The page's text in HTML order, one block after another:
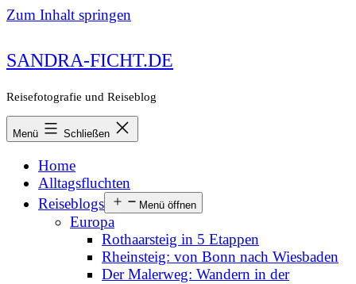
Zum Inhalt springen
SANDRA-FICHT.DE
Reisefotografie und Reiseblog
Menü Schließen
Home
Alltagsfluchten
Reiseblogs
Menü öffnen
Europa
Rothaarsteig in 5 Etappen
Rheinsteig: von Bonn nach Wiesbaden
Der Malerweg: Wandern in der